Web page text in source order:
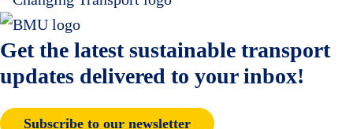
Get the latest sustainable transport
updates delivered to your inbox!
Subscribe to our newsletter